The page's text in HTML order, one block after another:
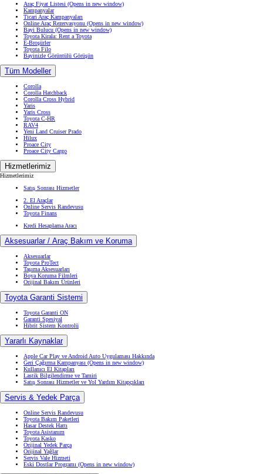
Araç Fiyat Listesi (Opens in new window)
Kampanyalar
Ticari Araç Kampanyaları
Online Araç Rezervasyonu (Opens in new window)
Bayi Bulucu (Opens in new window)
Toyota Kirala: Rent a Toyota
E-Broşürler
Toyota Filo
Bayinizle Görüntülü Görüşün
Tüm Modeller
Corolla
Corolla Hatchback
Corolla Cross Hybrid
Yaris
Yaris Cross
Toyota C-HR
RAV4
Yeni Land Cruiser Prado
Hilux
Proace City
Proace City Cargo
Hizmetlerimiz
Hizmetlerimiz
Satış Sonrası Hizmetler
2. El Araçlar
Online Servis Randevusu
Toyota Finans
Kredi Hesaplama Aracı
Aksesuarlar / Araç Bakım ve Koruma
Aksesuarlar
Toyota ProTect
Taşıma Aksesuarları
Boya Koruma Filmleri
Orijinal Bakım Ürünleri
Toyota Garanti Sistemi
Toyota Garanti ON
Garanti Spesiyal
Hibrit Sistem Kontrolü
Yararlı Kaynaklar
Apple Car Play ve Android Auto Uygulaması Hakkında
Geri Çağırma Kampanyası (Opens in new window)
Kullanıcı El Kitapları
Lastik Bilgilendirme ve Tamiri
Satış Sonrası Hizmetler ve Yol Yardım Kitapçıkları
Servis & Yedek Parça
Online Servis Randevusu
Toyota Bakım Paketleri
Hasar Destek Hattı
Toyota Asistanım
Toyota Kasko
Orijinal Yedek Parça
Orijinal Yağlar
Servis Vale Hizmeti
Eski Dostlar Programı (Opens in new window)